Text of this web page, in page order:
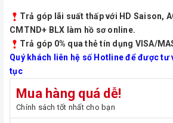
Trả góp lãi suất thấp với HD Saison,
CMTND+ BLX làm hồ sơ online.
Trả góp 0% qua thẻ tín dụng VISA/
Quý khách liên hệ số Hotline để được tư
tục
Mua hàng quá dễ!
Chính sách tốt nhất cho bạn